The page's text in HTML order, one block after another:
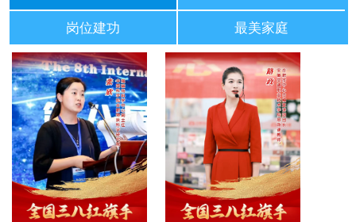
岗位建功 最美家庭